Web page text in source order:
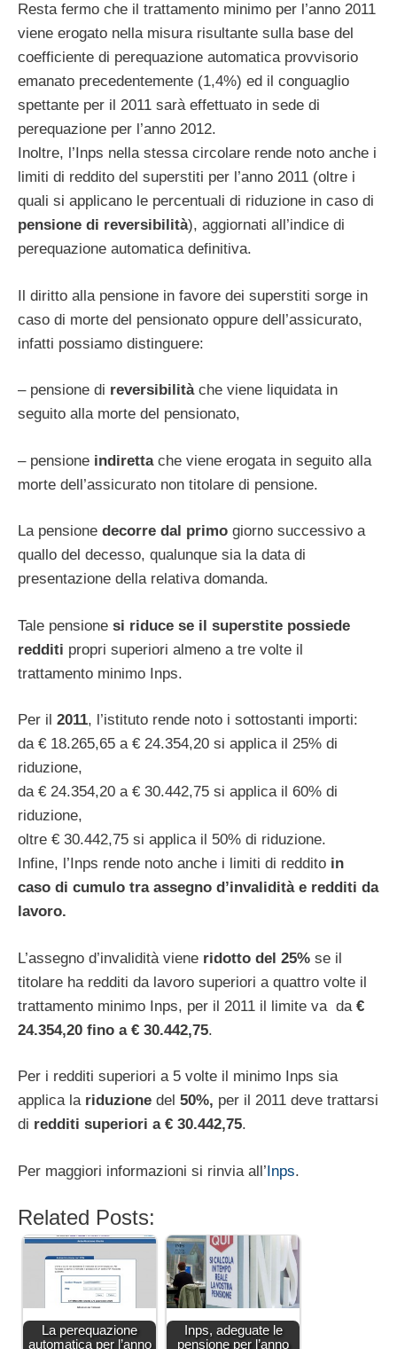
Resta fermo che il trattamento minimo per l’anno 2011
viene erogato nella misura risultante sulla base del
coefficiente di perequazione automatica provvisorio
emanato precedentemente (1,4%) ed il conguaglio
spettante per il 2011 sarà effettuato in sede di
perequazione per l’anno 2012.
Inoltre, l’Inps nella stessa circolare rende noto anche i
limiti di reddito del superstiti per l’anno 2011 (oltre i
quali si applicano le percentuali di riduzione in caso di
pensione di reversibilità), aggiornati all’indice di
perequazione automatica definitiva.
Il diritto alla pensione in favore dei superstiti sorge in
caso di morte del pensionato oppure dell’assicurato,
infatti possiamo distinguere:
– pensione di reversibilitàche viene liquidata in
seguito alla morte del pensionato,
– pensione indirettache viene erogata in seguito alla
morte dell’assicurato non titolare di pensione.
La pensione decorre dal primo giorno successivo a
quallo del decesso, qualunque sia la data di
presentazione della relativa domanda.
Tale pensione si riduce se il superstite possiede
redditi propri superiori almeno a tre volte il
trattamento minimo Inps.
Per il 2011, l’istituto rende noto i sottostanti importi:
da € 18.265,65 a € 24.354,20 si applica il 25% di
riduzione,
da € 24.354,20 a € 30.442,75 si applica il 60% di
riduzione,
oltre € 30.442,75 si applica il 50% di riduzione.
Infine, l’Inps rende noto anche i limiti di reddito in
caso di cumulo tra assegno d’invalidità e redditi da
lavoro.
L’assegno d’invalidità viene ridotto del 25% se il
titolare ha redditi da lavoro superiori a quattro volte il
trattamento minimo Inps, per il 2011 il limite va da€
24.354,20 fino a € 30.442,75.
Per i redditi superiori a 5 volte il minimo Inps sia
applica la riduzione del 50%, per il 2011 deve trattarsi
di redditi superiori a € 30.442,75.
Per maggiori informazioni si rinvia all’Inps.
Related Posts:
La perequazione
automatica per l’anno
Inps, adeguate le
pensione per l’anno